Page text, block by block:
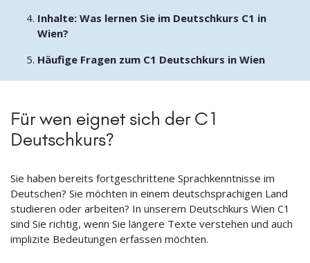
Inhalte: Was lernen Sie im Deutschkurs C1 in
Wien?
Häufige Fragen zum C1 Deutschkurs in Wien
Für wen eignet sich der C1
Deutschkurs?
Sie haben bereits fortgeschrittene Sprachkenntnisse im
Deutschen? Sie möchten in einem deutschsprachigen Land
studieren oder arbeiten? In unserem Deutschkurs Wien C1
sind Sie richtig, wenn Sie längere Texte verstehen und auch
implizite Bedeutungen erfassen möchten.